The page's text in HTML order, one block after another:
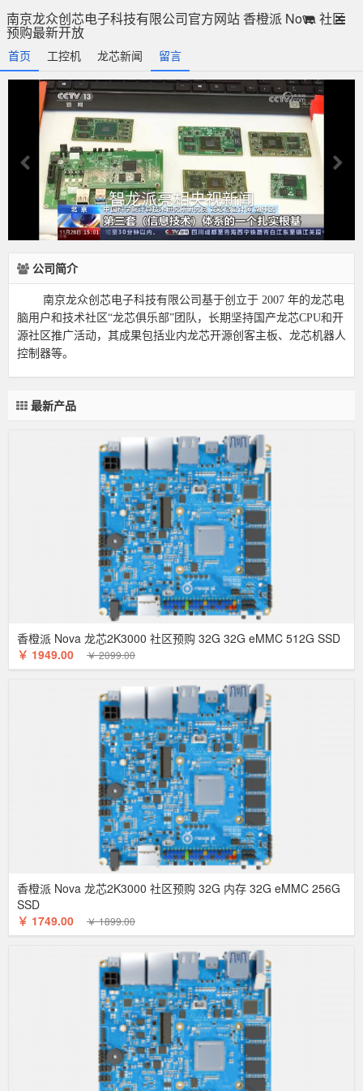
南京龙众创芯电子科技有限公司官方网站 香橙派 Nova 社区
预购最新开放
首页 工控机 龙芯新闻 留言
智龙派亮相央视新闻
公司简介
南京龙众创芯电子科技有限公司基于创立于 2007 年的龙芯电
脑用户和技术社区“龙芯俱乐部”团队，长期坚持国产龙芯CPU和开
源社区推广活动，其成果包括业内龙芯开源创客主板、龙芯机器人
控制器等。
最新产品
香橙派 Nova 龙芯2K3000 社区预购 32G 32G eMMC 512G SSD
￥ 1949.00
￥ 2099.00
香橙派 Nova 龙芯2K3000 社区预购 32G 内存 32G eMMC 256G
SSD
￥ 1749.00
￥ 1899.00